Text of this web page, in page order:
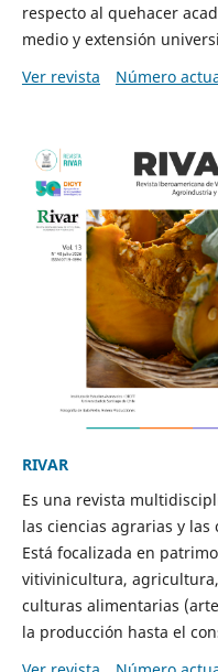
respecto al quehacer
medio y extensión
Ver revista
Número
RIVAR
Es una revista
las ciencias agrarias y
Está focalizada en
vitivinicultura,
culturas alimentarias
la producción hasta el